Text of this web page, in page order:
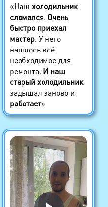
«Наш холодильник
сломался. Очень
быстро приехал
мастер. У него
нашлось всё
необходимое для
ремонта. И наш
старый холодильник
задышал заново и
работает»